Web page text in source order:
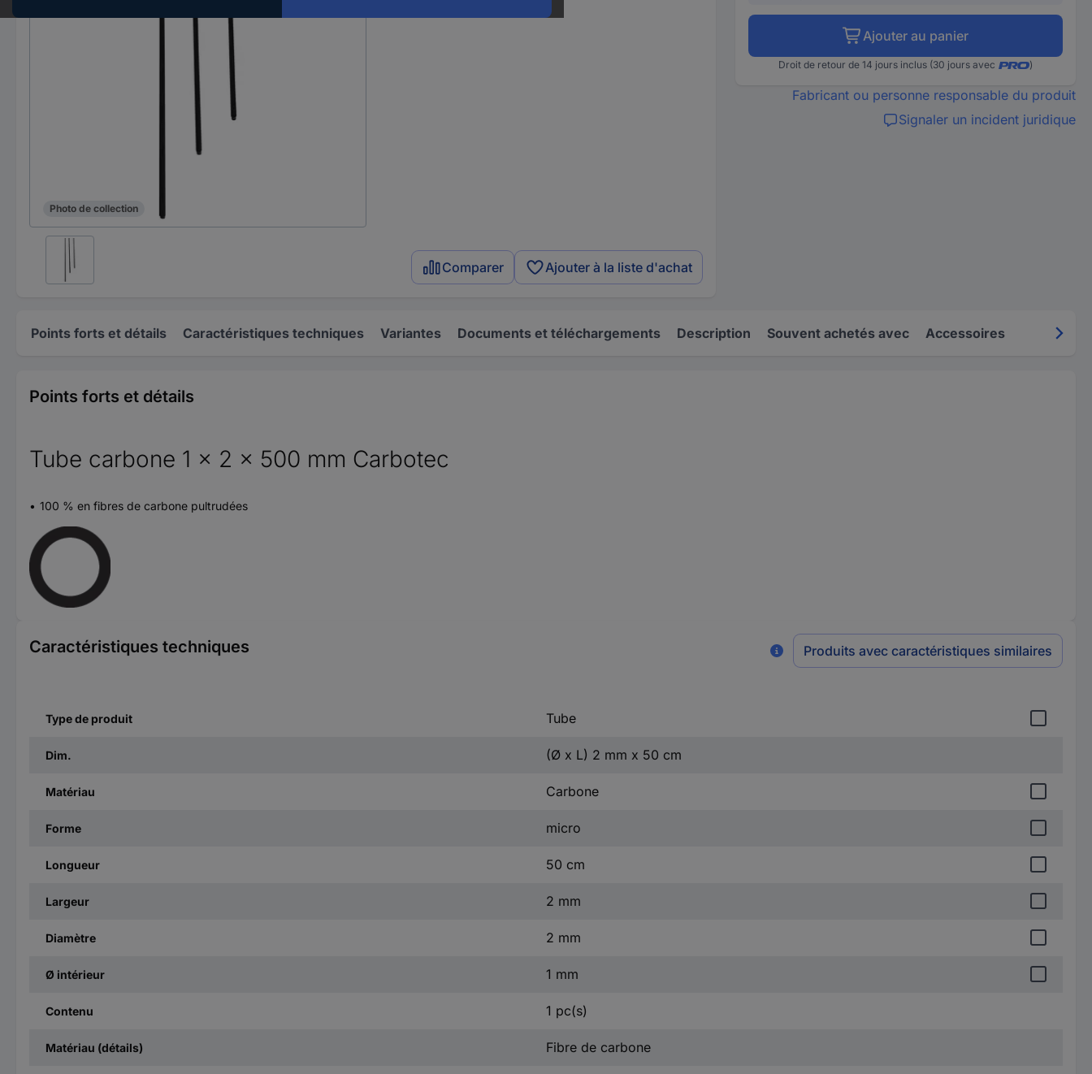
Photo de collection
Comparer Ajouter à la liste d'achat
Ajouter au panier
Droit de retour de 14 jours inclus (30 jours avec )
Fabricant ou personne responsable du produit
Signaler un incident juridique
Points forts et détails Caractéristiques techniques Variantes Documents et téléchargements Description Souvent achetés avec Accessoires
Points forts et détails
Tube carbone 1 x 2 x 500 mm Carbotec
100 % en fibres de carbone pultrudées
Caractéristiques techniques Produits avec caractéristiques similaires
Type de produit Tube
Dim. (Ø x L) 2 mm x 50 cm
Matériau Carbone
Forme micro
Longueur 50 cm
Largeur 2 mm
Diamètre 2 mm
Ø intérieur 1 mm
Contenu 1 pc(s)
Matériau (détails) Fibre de carbone